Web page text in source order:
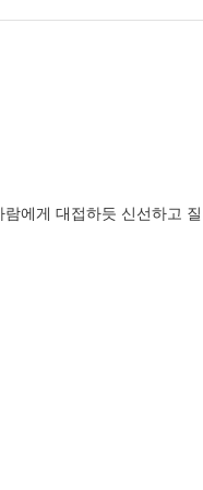
에게 대접하듯 신선하고